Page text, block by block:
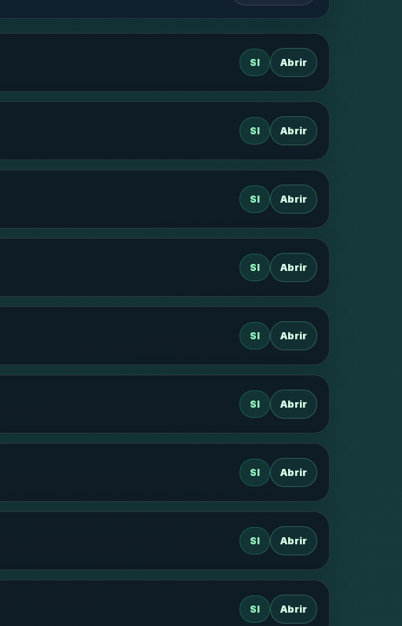
SI Abrir
SI Abrir
SI Abrir
SI Abrir
SI Abrir
SI Abrir
SI Abrir
SI Abrir
SI Abrir